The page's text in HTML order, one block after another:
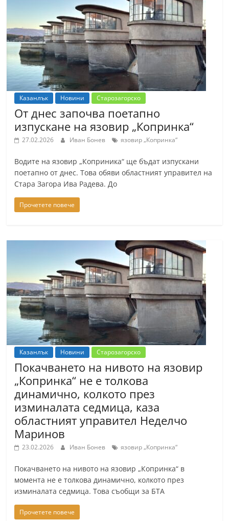
k
.
i
n
o
,
k
a
z
n
l
a
k
b
.
i
n
f
o
,
g
a
l
l
e
r
y
k
a
z
a
Казанлък Новини Старозагорско
От днес започва поетапно
изпускане на язовир „Копринка“
27.02.2026 Иван Бонев язовир „Копринка“
Водите на язовир „Коприника“ ще бъдат изпускани
поетапно от днес. Това обяви областният управител на
Стара Загора Ива Радева. До
Прочетете повече
Казанлък Новини Старозагорско
Покачването на нивото на язовир
„Копринка“ не е толкова
динамично, колкото през
изминалата седмица, каза
областният управител Неделчо
Маринов
23.02.2026 Иван Бонев язовир „Копринка“
Покачването на нивото на язовир „Копринка“ в
момента не е толкова динамично, колкото през
изминалата седмица. Това съобщи за БТА
Прочетете повече